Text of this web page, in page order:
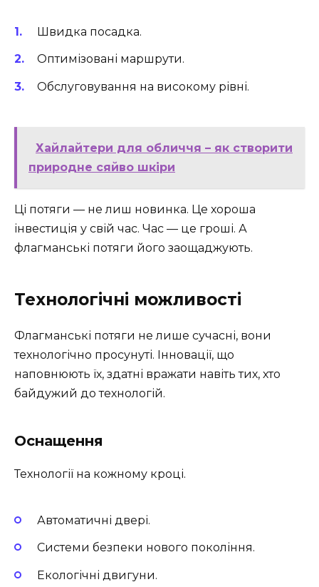
Швидка посадка.
Оптимізовані маршрути.
Обслуговування на високому рівні.
Хайлайтери для обличчя – як створити
природне сяйво шкіри
Ці потяги — не лиш новинка. Це хороша
інвестиція у свій час. Час — це гроші. А
флагманські потяги його заощаджують.
Технологічні можливості
Флагманські потяги не лише сучасні, вони
технологічно просунуті. Інновації, що
наповнюють їх, здатні вражати навіть тих, хто
байдужий до технологій.
Оснащення
Технології на кожному кроці.
Автоматичні двері.
Системи безпеки нового покоління.
Екологічні двигуни.